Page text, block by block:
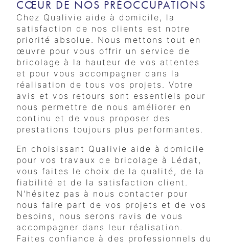
CŒUR DE NOS PRÉOCCUPATIONS
Chez Qualivie aide à domicile, la
satisfaction de nos clients est notre
priorité absolue. Nous mettons tout en
œuvre pour vous offrir un service de
bricolage à la hauteur de vos attentes
et pour vous accompagner dans la
réalisation de tous vos projets. Votre
avis et vos retours sont essentiels pour
nous permettre de nous améliorer en
continu et de vous proposer des
prestations toujours plus performantes.
En choisissant Qualivie aide à domicile
pour vos travaux de bricolage à Lédat,
vous faites le choix de la qualité, de la
fiabilité et de la satisfaction client.
N'hésitez pas à nous contacter pour
nous faire part de vos projets et de vos
besoins, nous serons ravis de vous
accompagner dans leur réalisation.
Faites confiance à des professionnels du